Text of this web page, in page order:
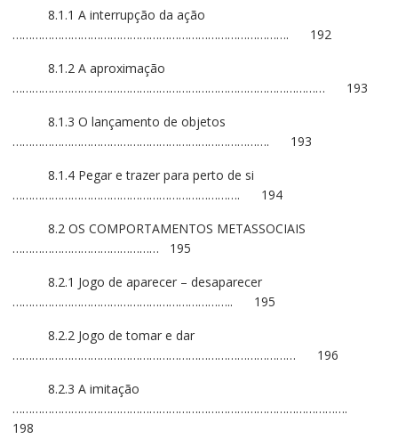
8.1.1 A interrupção da ação
…………………………………………………………………………. 192
8.1.2 A aproximação
…………………………………………………………………………………… 193
8.1.3 O lançamento de objetos
……………………………………………………………………. 193
8.1.4 Pegar e trazer para perto de si
……………………………………………………………. 194
8.2 OS COMPORTAMENTOS METASSOCIAIS
……………………………………… 195
8.2.1 Jogo de aparecer – desaparecer
………………………………………………………….. 195
8.2.2 Jogo de tomar e dar
…………………………………………………………………………… 196
8.2.3 A imitação
………………………………………………………………………………………….
198